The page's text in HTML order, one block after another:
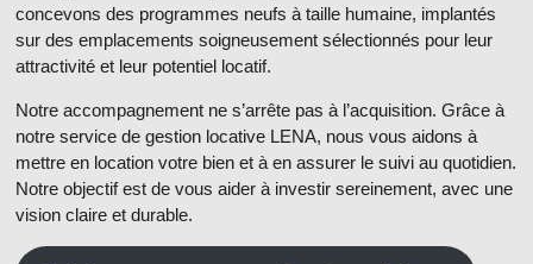
concevons des programmes neufs à taille humaine, implantés
sur des emplacements soigneusement sélectionnés pour leur
attractivité et leur potentiel locatif.
Notre accompagnement ne s’arrête pas à l’acquisition. Grâce à
notre service de gestion locative LENA, nous vous aidons à
mettre en location votre bien et à en assurer le suivi au quotidien.
Notre objectif est de vous aider à investir sereinement, avec une
vision claire et durable.